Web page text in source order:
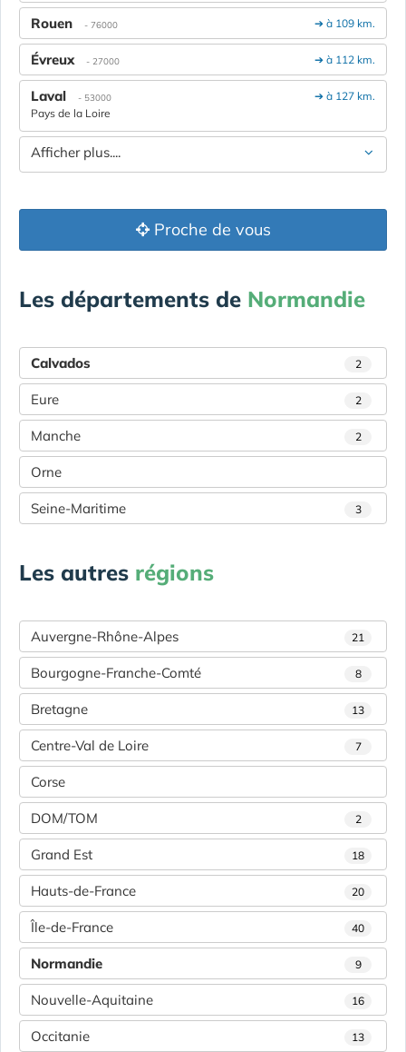
➔ à 109 km.
Rouen - 76000
➔ à 112 km.
Évreux - 27000
➔ à 127 km.
Laval - 53000
Pays de la Loire
Afficher plus....
Proche de vous
Les départements de Normandie
Calvados 2
Eure 2
Manche 2
Orne
Seine-Maritime 3
Les autres régions
Auvergne-Rhône-Alpes 21
Bourgogne-Franche-Comté 8
Bretagne 13
Centre-Val de Loire 7
Corse
DOM/TOM 2
Grand Est 18
Hauts-de-France 20
Île-de-France 40
Normandie 9
Nouvelle-Aquitaine 16
Occitanie 13